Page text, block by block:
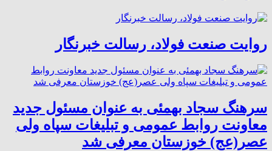
روایت صنعت فولاد،‌ رسالت خبرنگار
سرهنگ سجاد بهمئی به عنوان مسئول جدید
معاونت روابط عمومی و تبلیغات سپاه ولی
عصر(عج) خوزستان معرفی شد